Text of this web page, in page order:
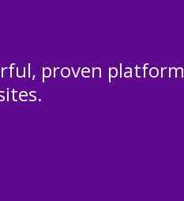
proven platform